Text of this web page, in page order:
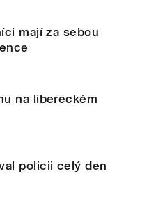
mají za sebou
na libereckém
policii celý den